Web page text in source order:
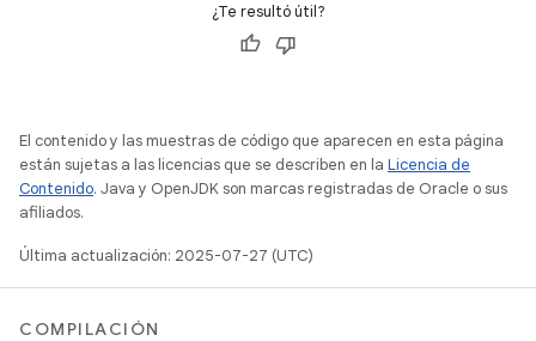
¿Te resultó útil?
El contenido y las muestras de código que aparecen en esta página
están sujetas a las licencias que se describen en la Licencia de
Contenido. Java y OpenJDK son marcas registradas de Oracle o sus
afiliados.
Última actualización: 2025-07-27 (UTC)
COMPILACIÓN